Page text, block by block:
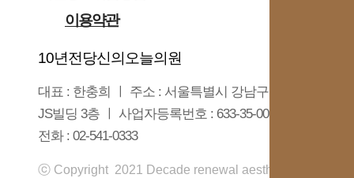
이용약관
10년전당신의오늘의원
대표 : 한충희 ㅣ 주소 : 서울특별시 강남구 도산대로 452
JS빌딩 3층 ㅣ 사업자등록번호 : 633-35-00909
전화 : 02-541-0333
ⓒ Copyright 2021 Decade renewal aesthetic clinic. All